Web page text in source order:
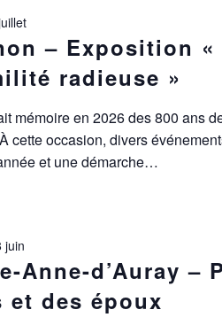
– Exposition
radieuse »
mémoire en 2026 des 800 ans
cette occasion, divers
et une démarche…
Anne-d’Auray –
et des époux
juin